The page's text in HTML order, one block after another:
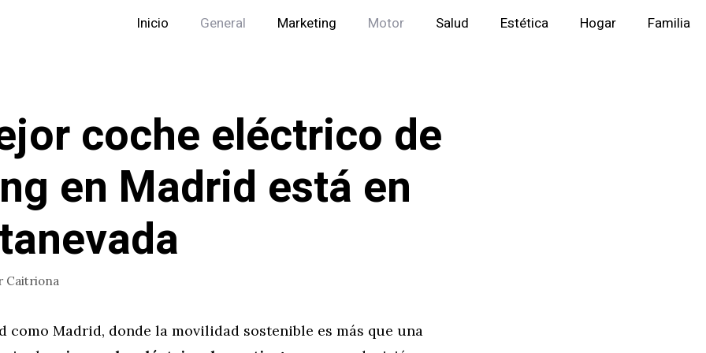
Inicio General Marketing Motor Salud Estética Hogar Familia
coche eléctrico de
en Madrid está en
Caitriona
como Madrid, donde la movilidad sostenible es más que una